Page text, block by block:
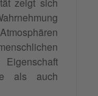
zeigt sich
als auch